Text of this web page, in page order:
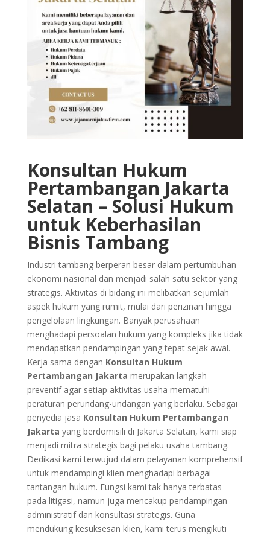
Konsultan Hukum
Pertambangan Jakarta
Selatan – Solusi Hukum
untuk Keberhasilan
Bisnis Tambang
Industri tambang berperan besar dalam pertumbuhan
ekonomi nasional dan menjadi salah satu sektor yang
strategis. Aktivitas di bidang ini melibatkan sejumlah
aspek hukum yang rumit, mulai dari perizinan hingga
pengelolaan lingkungan. Banyak perusahaan
menghadapi persoalan hukum yang kompleks jika tidak
mendapatkan pendampingan yang tepat sejak awal.
Kerja sama dengan Konsultan Hukum
Pertambangan Jakarta merupakan langkah
preventif agar setiap aktivitas usaha mematuhi
peraturan perundang-undangan yang berlaku. Sebagai
penyedia jasa Konsultan Hukum Pertambangan
Jakarta yang berdomisili di Jakarta Selatan, kami siap
menjadi mitra strategis bagi pelaku usaha tambang.
Dedikasi kami terwujud dalam pelayanan komprehensif
untuk mendampingi klien menghadapi berbagai
tantangan hukum. Fungsi kami tak hanya terbatas
pada litigasi, namun juga mencakup pendampingan
administratif dan konsultasi strategis. Guna
mendukung kesuksesan klien, kami terus mengikuti